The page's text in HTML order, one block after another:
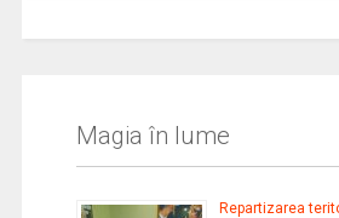
Magia în lume
Repartizarea